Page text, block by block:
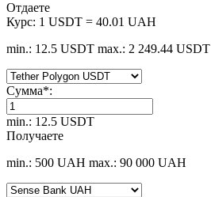
Отдаете
Курс: 1 USDT = 40.01 UAH
min.: 12.5 USDT max.: 2 249.44 USDT
Сумма*:
min.: 12.5 USDT
Получаете
min.: 500 UAH max.: 90 000 UAH